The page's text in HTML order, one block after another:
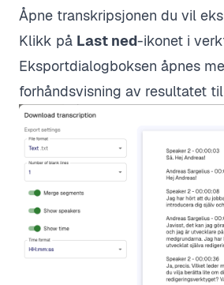
Åpne transkripsjonen du vil
Klikk på Last ned-ikonet i
Eksportdialogboksen åpnes
forhåndsvisning av resultatet